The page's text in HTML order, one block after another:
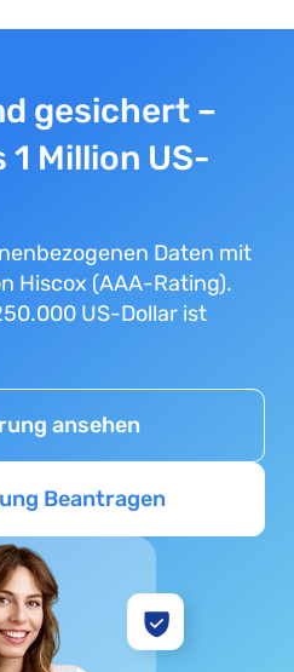
gesichert –
Million US-
Daten mit
Hiscox (AAA-Rating).
US-Dollar ist
ansehen
Beantragen